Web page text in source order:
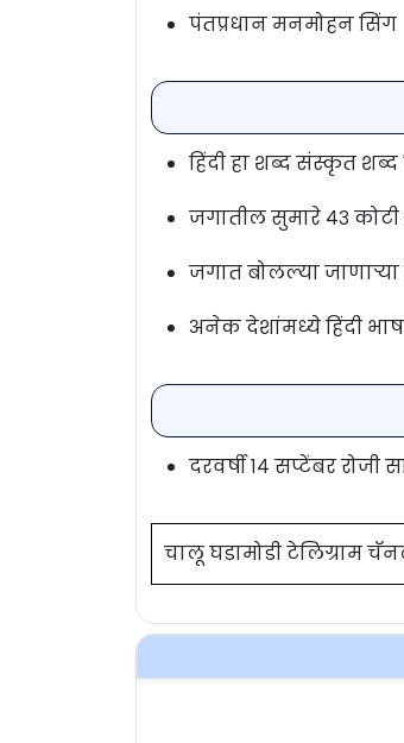
पंतप्रधान मनमोहन सिंग
हिंदी हा शब्द संस्कृत
जगातील सुमारे ४३
जगात बोलल्या
अनेक देशांमध्ये हिंदी
दरवर्षी १४ सप्टेंबर रोजी
चालू घडामोडी टेलिग्राम